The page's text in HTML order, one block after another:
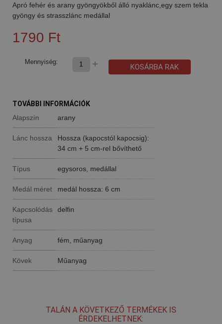
Apró fehér és arany gyöngyökből álló nyaklánc,egy szem tekla
gyöngy és strasszlánc medállal
1790 Ft
Mennyiség:
KOSÁRBA RAK
TOVÁBBI INFORMÁCIÓK
Alapszín
arany
Lánc hossza
Hossza (kapocstól kapocsig):
34 cm + 5 cm-rel bővíthető
Típus egysoros, medállal
Medál méret medál hossza: 6 cm
Kapcsolódás
típusa
delfin
Anyag fém, műanyag
Kövek Műanyag
TALÁN A KÖVETKEZŐ TERMÉKEK IS
ÉRDEKELHETNEK: